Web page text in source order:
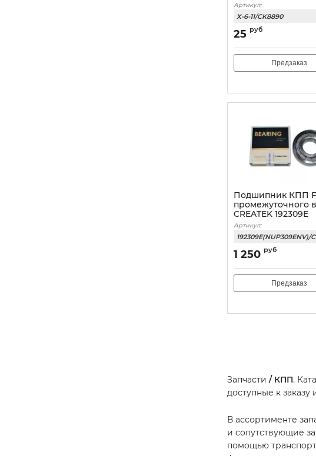
Артикул:
X-6-11/CK8890
25 руб
Предзаказ
Подшипник КПП
промежуточного
CREATEK 192309E
Артикул:
192309E(NUP309ENV)/
1 250 руб
Предзаказ
Запчасти / КПП.
доступные к
В ассортименте
и сопутствующие
помощью